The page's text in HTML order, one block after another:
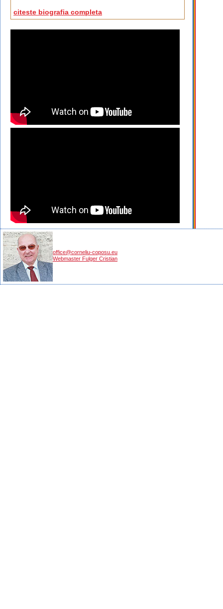
citeste biografia completa
office@corneliu-coposu.eu
Webmaster Fulger Cristian